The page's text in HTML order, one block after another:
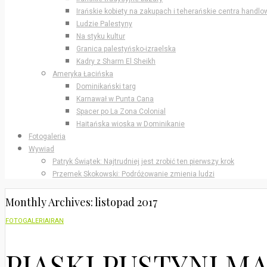
Irańskie kobiety na zakupach i teherańskie centra
Ludzie Palestyny
Na styku kultur
Granica palestyńsko-izraelska
Kadry z Sharm El Sheikh
Ameryka Łacińska
Dominikański targ
Karnawał w Punta Cana
Spacer po La Zona Colonial
Haitańska wioska w Dominikanie
Fotogaleria
Wywiad
Patryk Świątek: Najtrudniej jest zrobić ten pierwszy krok
Przemek Skokowski: Podróżowanie zmienia ludzi
Monthly Archives: listopad 2017
FOTOGALERIAIRAN